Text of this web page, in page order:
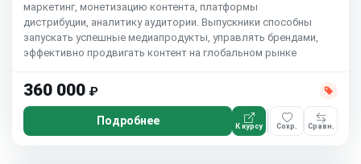
маркетинг, монетизацию контента, платформы
дистрибуции, аналитику аудитории. Выпускники способны
запускать успешные медиапродукты, управлять брендами,
эффективно продвигать контент на глобальном рынке
360 000 ₽
Подробнее К курсу Сохр. Сравн.